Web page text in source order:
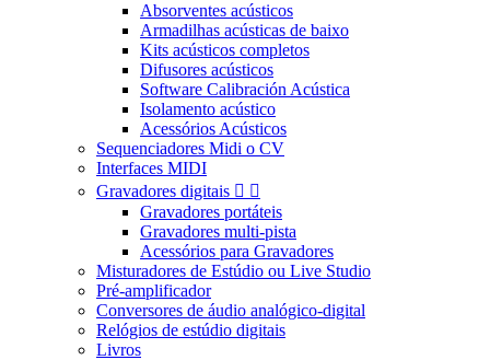
Absorventes acústicos
Armadilhas acústicas de baixo
Kits acústicos completos
Difusores acústicos
Software Calibración Acústica
Isolamento acústico
Acessórios Acústicos
Sequenciadores Midi o CV
Interfaces MIDI
Gravadores digitais  
Gravadores portáteis
Gravadores multi-pista
Acessórios para Gravadores
Misturadores de Estúdio ou Live Studio
Pré-amplificador
Conversores de áudio analógico-digital
Relógios de estúdio digitais
Livros